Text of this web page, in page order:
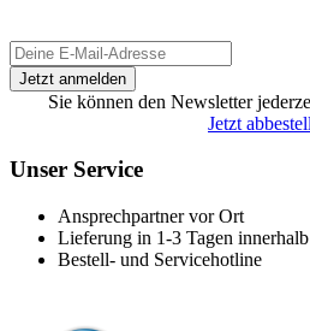
Sie können den Newsletter
Jetzt
Unser Service
Ansprechpartner vor Ort
Lieferung in 1-3 Tagen
Bestell- und Servicehotline